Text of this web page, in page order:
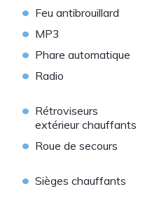
• Feu antibrouillard
• MP3
• Phare automatique
• Radio
• Rétroviseurs
extérieur chauffants
• Roue de secours
• Sièges chauffants